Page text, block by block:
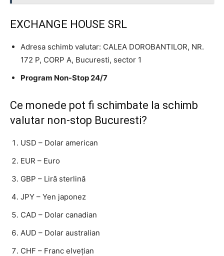
EXCHANGE HOUSE SRL
Adresa schimb valutar: CALEA DOROBANTILOR, NR.
172 P, CORP A, Bucuresti, sector 1
Program Non-Stop 24/7
Ce monede pot fi schimbate la schimb
valutar non-stop Bucuresti?
USD – Dolar american
EUR – Euro
GBP – Liră sterlină
JPY – Yen japonez
CAD – Dolar canadian
AUD – Dolar australian
CHF – Franc elvețian